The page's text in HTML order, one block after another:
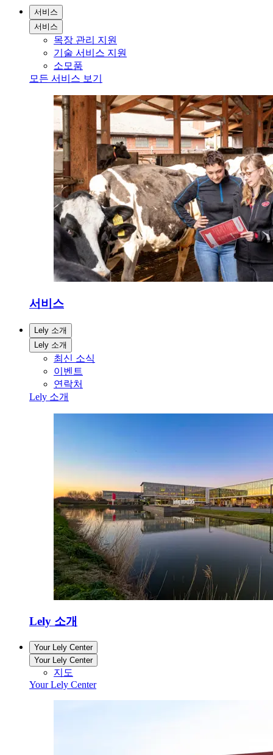
서비스
서비스
목장 관리 지원
기술 서비스 지원
소모품
모든 서비스 보기
서비스
Lely 소개
Lely 소개
최신 소식
이벤트
연락처
Lely 소개
Lely 소개
Your Lely Center
Your Lely Center
지도
Your Lely Center